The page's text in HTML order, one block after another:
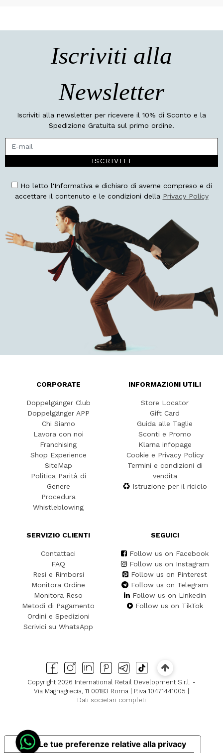
Iscriviti alla
Newsletter
Iscriviti alla newsletter per ricevere il 10% di Sconto e la
Spedizione Gratuita sul primo ordine.
ISCRIVITI
Ho letto l'Informativa e dichiaro di averne compreso e di
accettare il contenuto e le condizioni della Privacy Policy
CORPORATE
Doppelgänger Club
Doppelgänger APP
Chi Siamo
Lavora con noi
Franchising
Shop Experience
SiteMap
Politica Parità di
Genere
Procedura
Whistleblowing
INFORMAZIONI UTILI
Store Locator
Gift Card
Guida alle Taglie
Sconti e Promo
Klarna infopage
Cookie e Privacy Policy
Termini e condizioni di
vendita
Istruzione per il riciclo
SERVIZIO CLIENTI
Contattaci
FAQ
Resi e Rimborsi
Monitora Ordine
Monitora Reso
Metodi di Pagamento
Ordini e Spedizioni
Scrivici su WhatsApp
SEGUICI
Follow us on Facebook
Follow us on Instagram
Follow us on Pinterest
Follow us on Telegram
Follow us on Linkedin
Follow us on TikTok
Copyright 2026 International Retail Development S.r.l. -
Via Magnagrecia, 11 00183 Roma | P.iva 10471441005 |
Dati societari completi
Le tue preferenze relative alla privacy